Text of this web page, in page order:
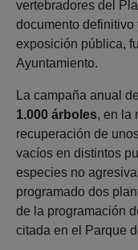
vertebradores del
documento
exposición pública,
Ayuntamiento.
La campaña anual
1.000 árboles, en la
recuperación de
vacíos en distintos
especies no
programado dos
de la programación
citada en el Parque